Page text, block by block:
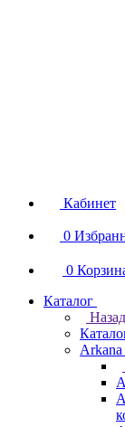
Кабинет
0
0
Каталог
Назад
Arkana